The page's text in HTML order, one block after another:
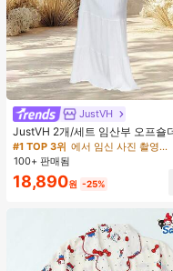
JustVH
JustVH 2개/세트 임산부 오프숄
플 헴 크롭 탑과 플로잉 맥시 스
세트, 사진 촬영과 비치웨어에 적
봄 화이트 가을
#1 TOP 3위
에서 임신 사진 촬영용 의상
100+ 판매됨
18,890원 -25%